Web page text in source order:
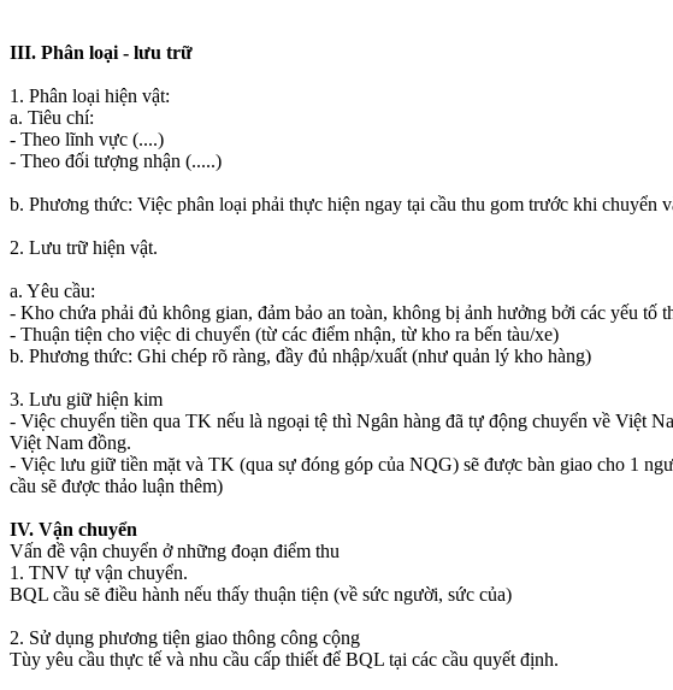
III. Phân loại - lưu trữ
1. Phân loại hiện vật:
a. Tiêu chí:
- Theo lĩnh vực (....)
- Theo đối tượng nhận (.....)
b. Phương thức: Việc phân loại phải thực hiện ngay tại cầu thu gom trước khi chuyển
2. Lưu trữ hiện vật.
a. Yêu cầu:
- Kho chứa phải đủ không gian, đảm bảo an toàn, không bị ảnh hưởng bởi các yếu tố
- Thuận tiện cho việc di chuyển (từ các điểm nhận, từ kho ra bến tàu/xe)
b. Phương thức: Ghi chép rõ ràng, đầy đủ nhập/xuất (như quản l‎ý kho hàng)
3. Lưu giữ hiện kim
- Việc chuyển tiền qua TK nếu là ngoại tệ thì Ngân hàng đã tự động chuyển về Việt
Việt Nam đồng.
- Việc lưu giữ tiền mặt và TK (qua sự đóng góp của NQG) sẽ được bàn giao cho 1
cầu sẽ được thảo luận thêm)
IV. Vận chuyển
Vấn đề vận chuyển ở những đoạn điểm thu
1. TNV tự vận chuyển.
BQL cầu sẽ điều hành nếu thấy thuận tiện (về sức người, sức của)
2. Sử dụng phương tiện giao thông công cộng
Tùy yêu cầu thực tế và nhu cầu cấp thiết để BQL tại các cầu quyết định.